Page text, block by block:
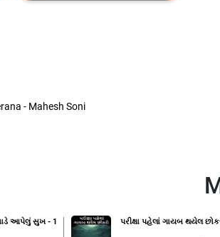
- Mahesh Soni
આપેલું સુખ - 1 પરીક્ષા પહેલાં ગાયબ થયેલ